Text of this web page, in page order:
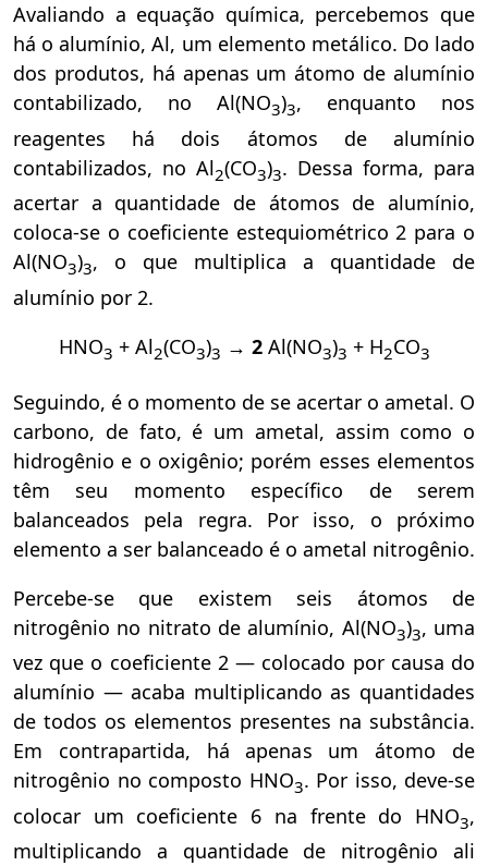
Avaliando a equação química, percebemos que
há o alumínio, Al, um elemento metálico. Do lado
dos produtos, há apenas um átomo de alumínio
contabilizado, no Al(NO3)3, enquanto nos
reagentes há dois átomos de alumínio
contabilizados, no Al2(CO3)3. Dessa forma, para
acertar a quantidade de átomos de alumínio,
coloca-se o coeficiente estequiométrico 2 para o
Al(NO3)3, o que multiplica a quantidade de
alumínio por 2.
HNO3 + Al2(CO3)3 → 2Al(NO3)3 + H2CO3
Seguindo, é o momento de se acertar o ametal. O
carbono, de fato, é um ametal, assim como o
hidrogênio e o oxigênio; porém esses elementos
têm seu momento específico de serem
balanceados pela regra. Por isso, o próximo
elemento a ser balanceado é o ametal nitrogênio.
Percebe-se que existem seis átomos de
nitrogênio no nitrato de alumínio, Al(NO3)3, uma
vez que o coeficiente 2 — colocado por causa do
alumínio — acaba multiplicando as quantidades
de todos os elementos presentes na substância.
Em contrapartida, há apenas um átomo de
nitrogênio no composto HNO3. Por isso, deve-se
colocar um coeficiente 6 na frente do HNO3,
multiplicando a quantidade de nitrogênio ali